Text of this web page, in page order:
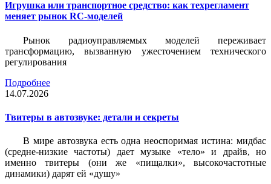
Игрушка или транспортное средство: как техрегламент
меняет рынок RC-моделей
Рынок радиоуправляемых моделей переживает
трансформацию, вызванную ужесточением технического
регулирования
Подробнее
14.07.2026
Твитеры в автозвуке: детали и секреты
В мире автозвука есть одна неоспоримая истина: мидбас
(средне-низкие частоты) дает музыке «тело» и драйв, но
именно твитеры (они же «пищалки», высокочастотные
динамики) дарят ей «душу»